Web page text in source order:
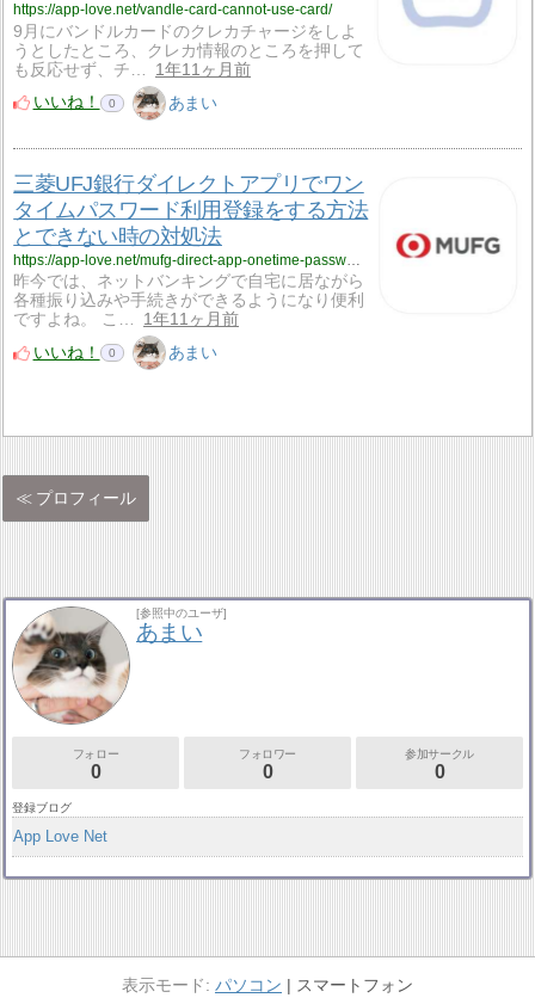
https://app-love.net/vandle-card-cannot-use-card/
9月にバンドルカードのクレカチャージをしよ
うとしたところ、クレカ情報のところを押して
も反応せず、チ…
1年11ヶ月前
いいね！
0 あまい
三菱UFJ銀行ダイレクトアプリでワン
タイムパスワード利用登録をする方法
とできない時の対処法
昨今では、ネットバンキングで自宅に居ながら
各種振り込みや手続きができるようになり便利
ですよね。 こ…
1年11ヶ月前
いいね！
0 あまい
プロフィール
[参照中のユーザ]
あまい
フォロー
0
フォロワー
0
参加サークル
0
登録ブログ
App Love Net
パソコン スマートフォン